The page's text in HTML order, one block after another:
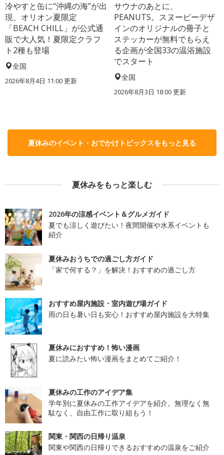
冷やすと缶に“沖縄の海”が出
現、オリオン夏限定
「BEACH CHILL」が公式通
販で大人気！夏限定クラフ
ト2種も登場
全国
2026年8月4日 11:00更新
サウナのあとに、
PEANUTS。スヌーピーデザ
インのオリジナルの冊子と
ステッカーが無料でもらえ
る企画が全国33の温浴施設
でスタート
全国
2026年8月3日 18:00更新
夏休みのイベント・おでかけトピックスをもっと見る
夏休みをもっと楽しむ
2026年の涼感イベント＆グルメガイド
夏でも涼しく遊びたい！夜間開催や水系イベントも
紹介
夏休みおうちでの過ごし方ガイド
「家で何する？」を解決！おすすめの過ごし方
おすすめ屋内施設・室内遊び場ガイド
雨の日も暑い日も安心！おすすめ屋内施設を大特集
夏休みにおすすめ！怖い漫画
夏に読みたい怖い漫画をまとめてご紹介！
夏休みの工作のアイデア集
学年別に夏休みの工作アイデアを紹介。無理なく無
駄なく、自由工作に取り組もう！
関東・関西の日帰り温泉
関東や関西の日帰りできるおすすめの温泉をご紹介